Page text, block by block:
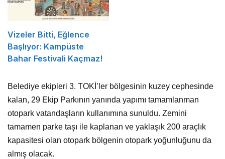
Vizeler Bitti, Eğlence
Başlıyor: Kampüste
Bahar Festivali Kaçmaz!
Belediye ekipleri 3. TOKİ’ler bölgesinin kuzey cephesinde
kalan, 29 Ekip Parkının yanında yapımı tamamlanman
otopark vatandaşların kullanımına sunuldu. Zemini
tamamen parke taşı ile kaplanan ve yaklaşık 200 araçlık
kapasitesi olan otopark bölgenin otopark yoğunluğunu da
almış olacak.